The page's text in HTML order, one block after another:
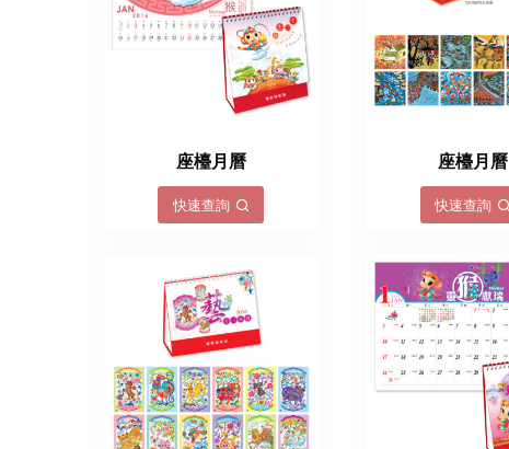
座檯月曆
快速查詢
座檯月曆
快速查詢